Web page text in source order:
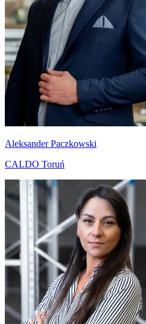
Aleksander Paczkowski
CALDO Toruń